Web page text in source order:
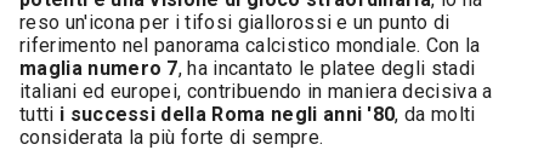
reso un'icona per i tifosi giallorossi e un punto di
riferimento nel panorama calcistico mondiale. Con la
maglia numero 7, ha incantato le platee degli stadi
italiani ed europei, contribuendo in maniera decisiva a
tutti i successi della Roma negli anni '80, da molti
considerata la più forte di sempre.